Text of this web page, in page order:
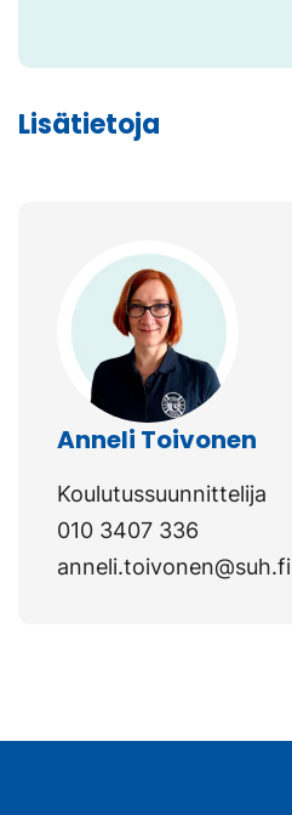
Lisätietoja
Anneli Toivonen
Koulutussuunnittelija
010 3407 336
anneli.toivonen@suh.fi